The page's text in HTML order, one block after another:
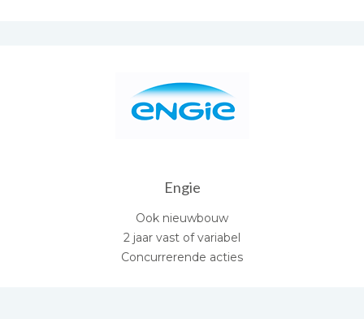
Engie
Ook nieuwbouw
2 jaar vast of variabel
Concurrerende acties